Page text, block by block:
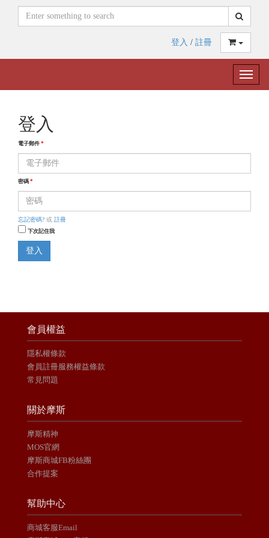
登入 / 註冊
Toggle
登入
電子郵件 *
密碼 *
忘記密碼? 或 註冊
下次記住我
登入
會員權益
隱私權條款
會員註冊服務權益條款
常見問題
關於摩斯
摩斯精神
MOS官網
摩斯商城FB粉絲團
合作提案
幫助中心
商城客服Email